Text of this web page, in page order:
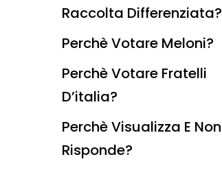
Raccolta Differenziata?
Perchè Votare Meloni?
Perchè Votare Fratelli
D’italia?
Perchè Visualizza E Non
Risponde?